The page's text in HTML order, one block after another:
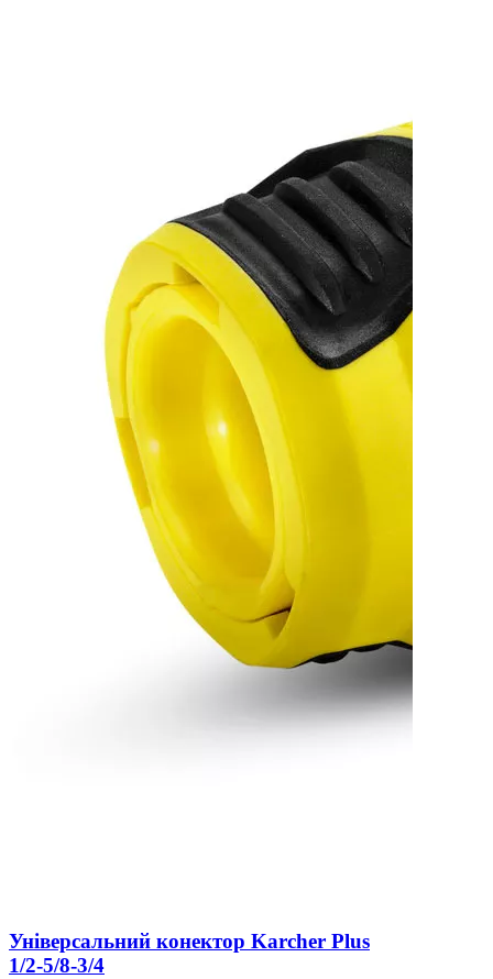
Універсальний конектор Karcher Plus
1/2-5/8-3/4